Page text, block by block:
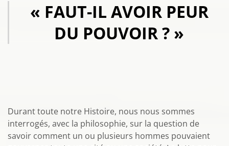
« FAUT-IL AVOIR PEUR
DU POUVOIR ? »
Durant toute notre Histoire, nous nous sommes
interrogés, avec la philosophie, sur la question de
savoir comment un ou plusieurs hommes pouvaient